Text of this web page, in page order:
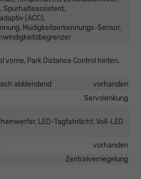
Spurhalteassistent,
(ACC),
Müdigkeitserkennungs-Sensor,
vorne, Park Distance Control hinten,
abblendend
vorhanden
Servolenkung
LED-Tagfahrlicht, Voll-LED
vorhanden
Zentralverriegelung